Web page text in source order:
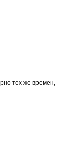
тех же времен,